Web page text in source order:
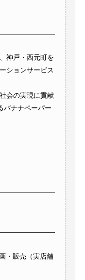
神戸・西元町を
ションサービス
会の実現に貢献
バナナペーパー
・販売（実店舗